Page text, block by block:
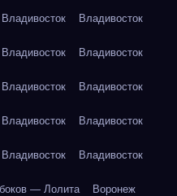
Владивосток Владивосток
Владивосток Владивосток
Владивосток Владивосток
Владивосток Владивосток
Владивосток Владивосток
— Лолита Воронеж